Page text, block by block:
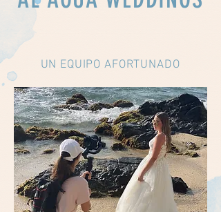
UN EQUIPO AFORTUNADO